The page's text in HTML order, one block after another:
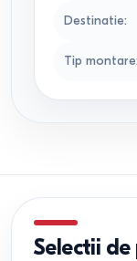
Destinatie:
Tip montare:
Selectii de